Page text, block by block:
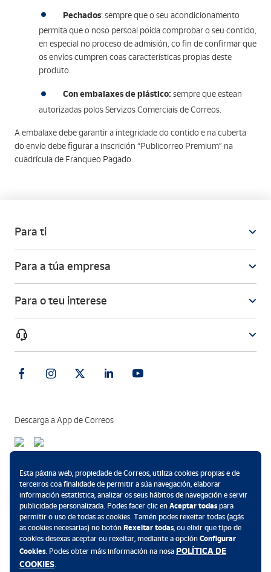
Pechados: sempre que o seu acondicionamento
permita que o noso persoal poida comprobar o seu contido,
en especial no proceso de admisión, co fin de confirmar que
os envíos cumpren coas características propias deste
produto.
Con embalaxes de plástico: sempre que estean
autorizadas polos Servizos Comerciais de Correos.
A embalaxe debe garantir a integridade do contido e na cuberta
do envío debe figurar a inscrición “Publicorreo Premium” na
cuadrícula de Franqueo Pagado.
Para ti
Para a túa empresa
Para o teu interese
Descarga a App de Correos
Métodos de pagamento
Esta páxina web, propiedade de Correos, utiliza cookies propias e de
terceiros coa finalidade de permitir a súa navegación, elaborar
información estatística, analizar os seus hábitos de navegación e servir
publicidade personalizada. Podes facer clic en Aceptar todaspara
permitir o uso de todas as cookies. Tamén podes rexeitar todas (agás
as cookies necesarias) no botón Rexeitar todas, ou elixir que tipo de
cookies desexas aceptar ou rexeitar, mediante a opción Configurar
Cookies. Podes obter máis información na nosa POLÍTICA DE
COOKIES.